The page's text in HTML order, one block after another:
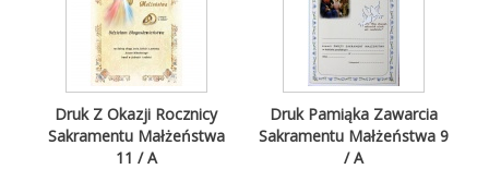
Druk Pamiąka Zawarcia
Sakramentu Małżeństwa 9
/ A
Druk Z Okazji Rocznicy
Sakramentu Małżeństwa
11 / A